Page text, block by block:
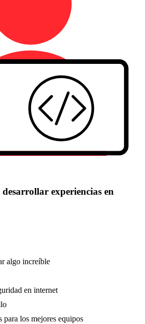
experiencias en
algo increíble
en internet
para los mejores equipos